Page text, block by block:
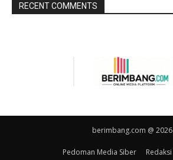
RECENT COMMENTS
berimbang.com @ 2026
Pedoman Media Siber Redaksi